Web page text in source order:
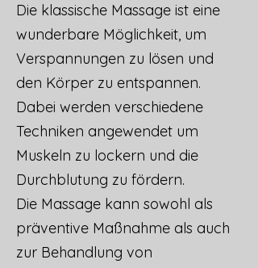
Die klassische Massage ist eine
wunderbare Möglichkeit, um
Verspannungen zu lösen und
den Körper zu entspannen.
Dabei werden verschiedene
Techniken angewendet um
Muskeln zu lockern und die
Durchblutung zu fördern.
Die Massage kann sowohl als
präventive Maßnahme als auch
zur Behandlung von